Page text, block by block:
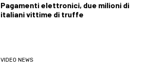
Pagamenti elettronici, due milioni di
italiani vittime di truffe
VIDEO NEWS